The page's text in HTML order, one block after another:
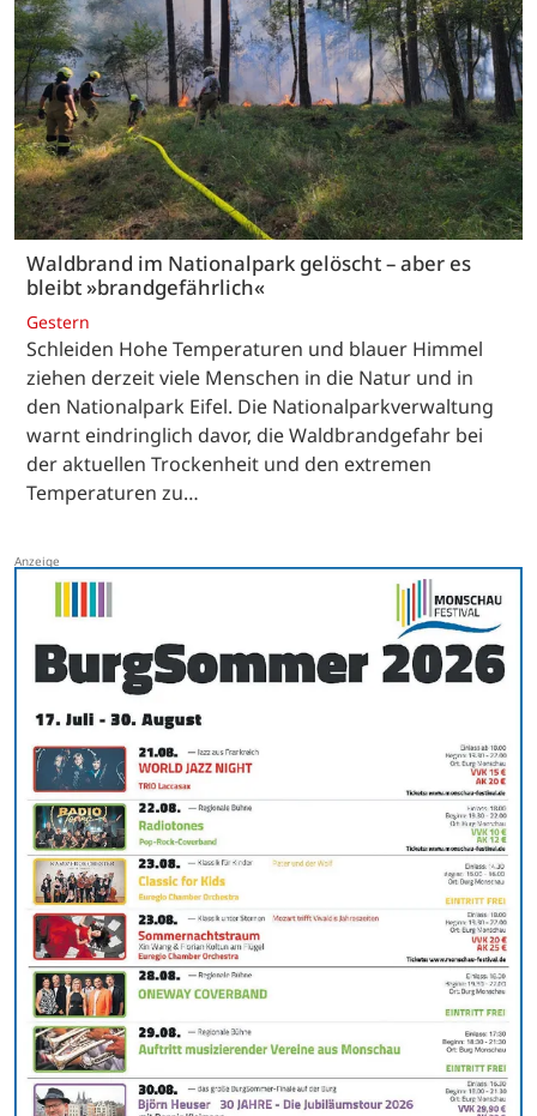
Waldbrand im Nationalpark gelöscht – aber es
bleibt »brandgefährlich«
Gestern
Schleiden Hohe Temperaturen und blauer Himmel
ziehen derzeit viele Menschen in die Natur und in
den Nationalpark Eifel. Die Nationalparkverwaltung
warnt eindringlich davor, die Waldbrandgefahr bei
der aktuellen Trockenheit und den extremen
Temperaturen zu…